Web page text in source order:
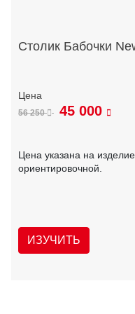
Столик Бабочки
56 250 45 000
Цена указана на
ориентировочной.
ИЗУЧИТЬ